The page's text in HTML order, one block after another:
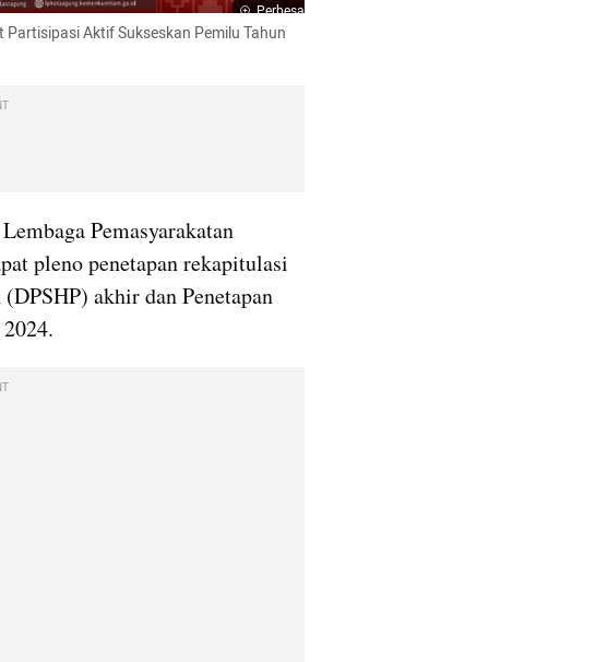
Perbesar
Aktif Sukseskan Pemilu Tahun
Pemasyarakatan
pleno penetapan rekapitulasi
akhir dan Penetapan